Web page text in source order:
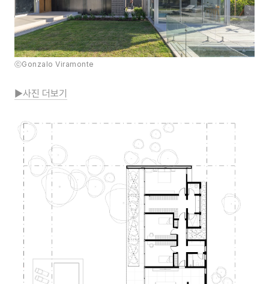
ⓒGonzalo Viramonte
▶사진 더보기